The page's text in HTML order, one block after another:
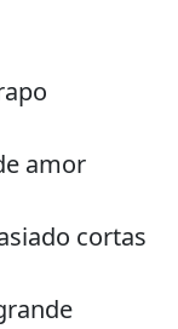
amor
cortas